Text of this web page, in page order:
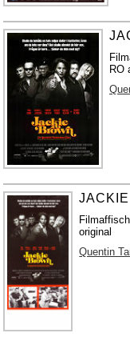
RO
original
Quentin